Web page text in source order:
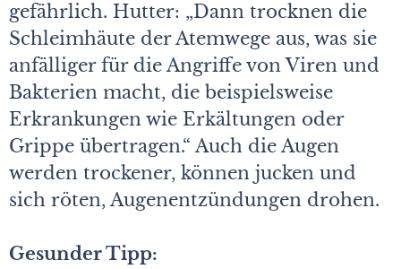
gefährlich. Hutter: „Dann trocknen die
Schleimhäute der Atemwege aus, was sie
anfälliger für die Angriffe von Viren und
Bakterien macht, die beispielsweise
Erkrankungen wie Erkältungen oder
Grippe übertragen.“ Auch die Augen
werden trockener, können jucken und
sich röten, Augenentzündungen drohen.
Gesunder Tipp: